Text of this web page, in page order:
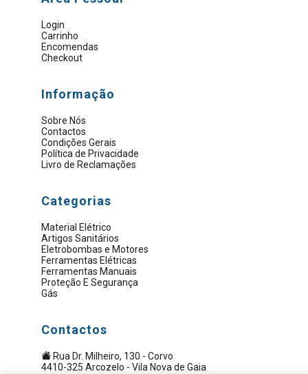
Login
Carrinho
Encomendas
Checkout
Informação
Sobre Nós
Contactos
Condições Gerais
Política de Privacidade
Livro de Reclamações
Categorias
Material Elétrico
Artigos Sanitários
Eletrobombas e Motores
Ferramentas Elétricas
Ferramentas Manuais
Proteção E Segurança
Gás
Contactos
Rua Dr. Milheiro, 130 - Corvo
4410-325 Arcozelo - Vila Nova de Gaia